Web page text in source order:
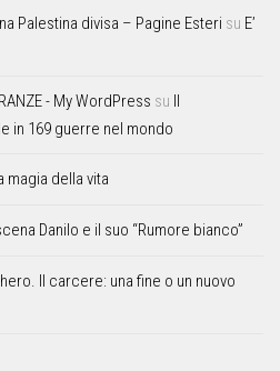
Palestina divisa – Pagine Esteri su E’
- My WordPress su Il
in 169 guerre nel mondo
magia della vita
Danilo e il suo “Rumore bianco”
Il carcere: una fine o un nuovo